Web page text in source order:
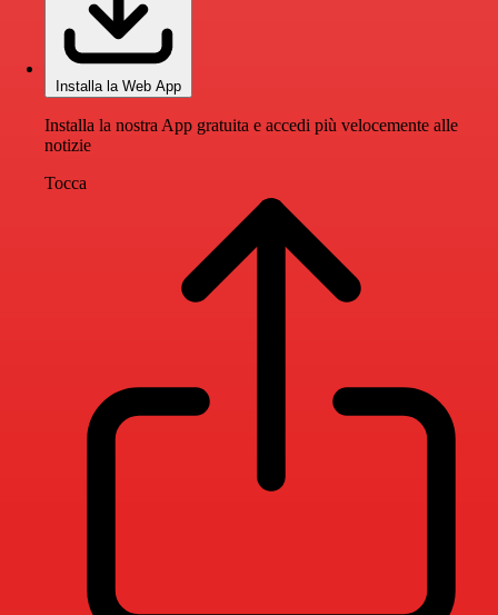
Installa la Web App
Installa la nostra App gratuita e accedi più velocemente alle
notizie
Tocca